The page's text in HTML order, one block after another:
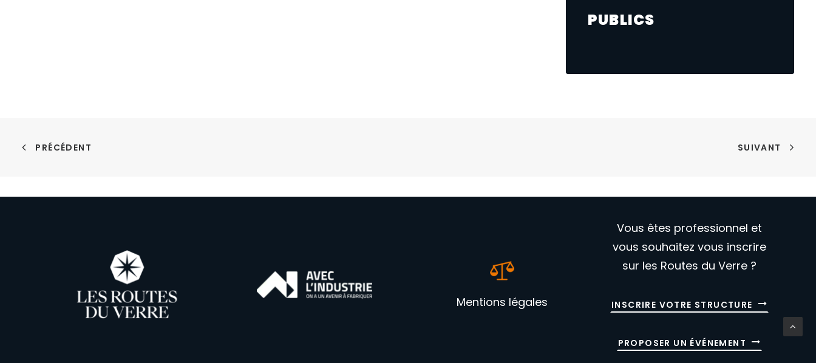
PUBLICS
PRÉCÉDENT SUIVANT
Mentions légales
Vous êtes professionnel et
vous souhaitez vous inscrire
sur les Routes du Verre ?
INSCRIRE VOTRE STRUCTURE
PROPOSER UN ÉVÉNEMENT